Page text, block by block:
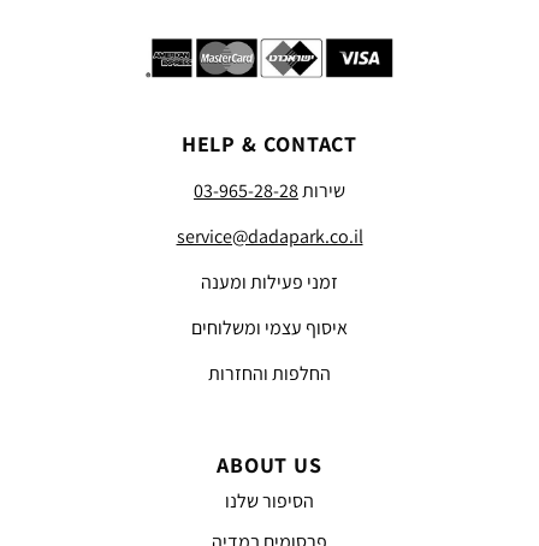
HELP & CONTACT
שירות03-965-28-28
service@dadapark.co.il
זמני פעילות ומענה
איסוף עצמי ומשלוחים
החלפות והחזרות
ABOUT US
הסיפור שלנו